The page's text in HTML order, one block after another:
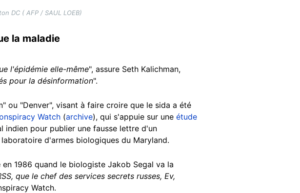
DC ( AFP / SAUL LOEB)
la maladie
l'épidémie elle-même", assure Seth Kalichman,
pour la désinformation".
ou "Denver", visant à faire croire que le sida a été
Watch (archive), qui s'appuie sur une étude
indien pour publier une fausse lettre d'un
d'armes biologiques du Maryland.
1986 quand le biologiste Jakob Segal va la
que le chef des services secrets russes, Ev,
Watch.